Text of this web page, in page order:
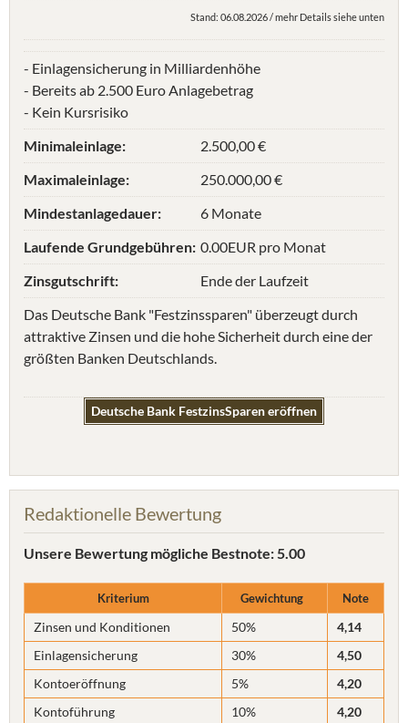
Stand: 06.08.2026 / mehr Details siehe unten
- Einlagensicherung in Milliardenhöhe
- Bereits ab 2.500 Euro Anlagebetrag
- Kein Kursrisiko
Minimaleinlage:
2.500,00 €
Maximaleinlage:
250.000,00 €
Mindestanlagedauer:
6 Monate
Laufende Grundgebühren: 0.00EUR pro Monat
Zinsgutschrift:
Ende der Laufzeit
Das Deutsche Bank "Festzinssparen" überzeugt durch
attraktive Zinsen und die hohe Sicherheit durch eine der
größten Banken Deutschlands.
Deutsche Bank FestzinsSparen eröffnen
Redaktionelle Bewertung
Unsere Bewertung mögliche Bestnote: 5.00
Kriterium Gewichtung Note
Zinsen und Konditionen 50%
4,14
Einlagensicherung
30%
4,50
Kontoeröffnung
5%
4,20
Kontoführung
10%
4,20